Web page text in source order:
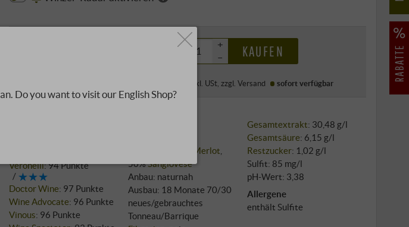
+
–
KAUFEN
inkl. USt, zzgl. Versand sofort verfügbar
Veronelli:94 Punkte
Doctor Wine: 97 Punkte
Wine Advocate: 96 Punkte
Vinous: 96 Punkte
Merlot
50%Sangiovese
Anbau: naturnah
Ausbau: 18 Monate 70/30
neues/gebrauchtes
Tonneau/Barrique
Gesamtextrakt: 30,48 g/l
Gesamtsäure: 6,15 g/l
Restzucker: 1,02 g/l
Sulfit: 85 mg/l
pH-Wert: 3,38
Allergene
enthält Sulfite
Do you want to visit our English Shop?